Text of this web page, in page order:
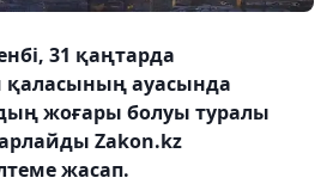
31 қаңтарда
ауасында
жоғары болуы туралы
Zakon.kz
жасап.